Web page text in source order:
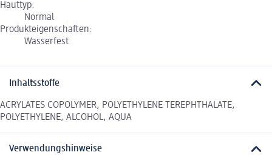
Hauttyp:
Normal
Produkteigenschaften:
Wasserfest
Inhaltsstoffe
ACRYLATES COPOLYMER, POLYETHYLENE TEREPHTHALATE,
POLYETHYLENE, ALCOHOL, AQUA
Verwendungshinweise